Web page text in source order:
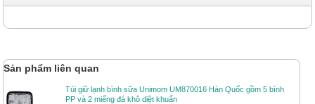
Sản phẩm liên quan
Túi giữ lạnh bình sữa Unimom UM870016 Hàn Quốc gồm 5 bình
PP và 2 miếng đá khô diệt khuẩn